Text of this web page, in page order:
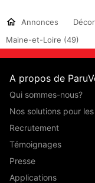
Annonces
Maine-et-Loire (49)
A propos de
Qui sommes-nous?
Nos solutions pour
Recrutement
Témoignages
Presse
Applications